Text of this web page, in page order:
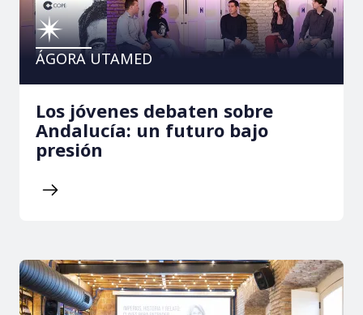
ÁGORA UTAMED
Los jóvenes debaten sobre
Andalucía: un futuro bajo
presión